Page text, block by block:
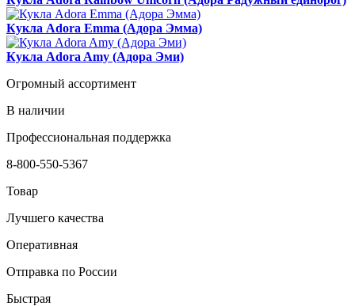
Кукла Adora Emma (Адора Эмма)
Кукла Adora Amy (Адора Эми)
Огромный ассортимент
В наличии
Профессиональная поддержка
8-800-550-5367
Товар
Лучшего качества
Оперативная
Отправка по России
Быстрая